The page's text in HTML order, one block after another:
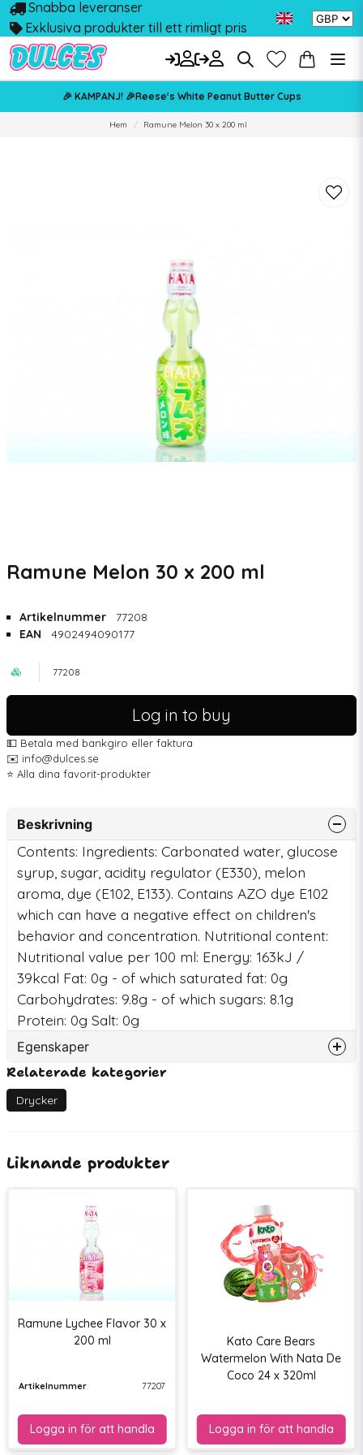
Snabba leveranser
Exklusiva produkter till ett rimligt pris
🎉 KAMPANJ! 🎉Reese's White Peanut Butter Cups
Hem Ramune Melon 30 x 200 ml
Ramune Melon 30 x 200 ml
Artikelnummer
77208
EAN
4902494090177
77208
Log in to buy
💵 Betala med bankgiro eller faktura
✉️ info@dulces.se
⭐️ Alla dina favorit-produkter
Beskrivning
Contents: Ingredients: Carbonated water, glucose
syrup, sugar, acidity regulator (E330), melon
aroma, dye (E102, E133). Contains AZO dye E102
which can have a negative effect on children's
behavior and concentration. Nutritional content:
Nutritional value per 100 ml: Energy: 163kJ /
39kcal Fat: 0g - of which saturated fat: 0g
Carbohydrates: 9.8g - of which sugars: 8.1g
Protein: 0g Salt: 0g
Egenskaper
Artikelnummer
EAN
Relaterade kategorier
Drycker
Liknande produkter
Ramune Lychee Flavor 30 x
200 ml
Artikelnummer 77207
Kato Care Bears
Watermelon With Nata De
Coco 24 x 320ml